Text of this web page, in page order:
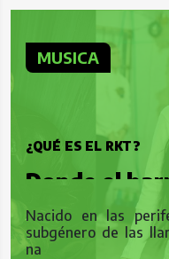
MUSICA
¿QUÉ ES EL RKT?
Donde el
Nacido en las
subgénero de las
na